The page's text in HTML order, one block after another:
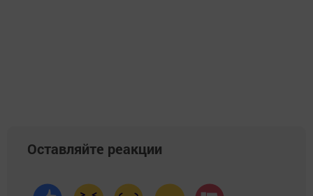
Оставляйте реакции